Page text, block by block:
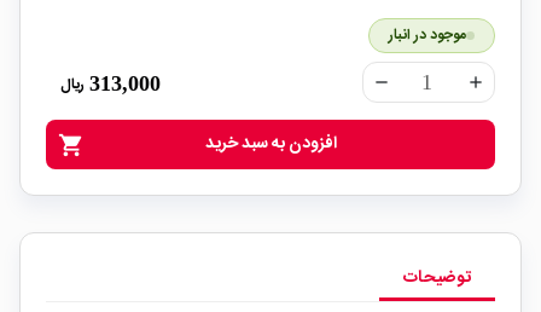
موجود در انبار
remove add
313,000 ریال
shopping_cart افزودن به سبد خرید
توضیحات